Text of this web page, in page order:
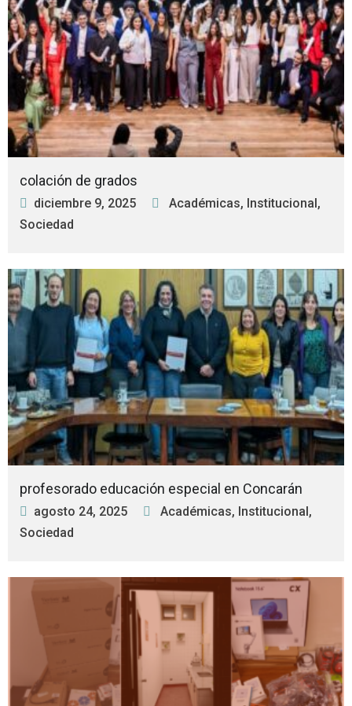
colación de grados
diciembre 9, 2025 Académicas, Institucional,
Sociedad
profesorado educación especial en Concarán
agosto 24, 2025 Académicas, Institucional,
Sociedad